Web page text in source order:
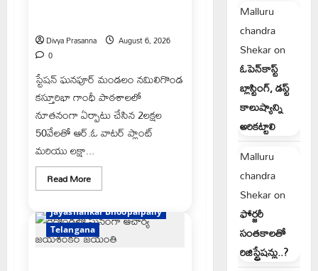
Divya Prasanna
August 6, 2026
0
స్టేషన్ ఘనపూర్ మండలం నమిలిగొండ
కస్తూరిభా గాంధీ పాఠశాలలో
నూతనంగా ఏర్పాటు చేసిన 2లక్షల
50వేలతో ఆర్.ఓ వాటర్ ప్లాంట్
మరియు లక్షా...
Read MoreRead
more
పేద
వర్గాల
సంక్షేమానికి
కాంగ్రెస్
ప్రభుత్వం
e69-stories
Jayashankar Bhoopalpally
Telangana
Malluru
chandra
Shekaron
ఓపెన్‌కాస్ట్
బ్లాస్టింగ్, డస్ట్
కాలుష్యాన్ని
అరికట్టాలి
Malluru
chandra
Shekaron
ఫోర్జరీ
సంతకాలతో
రిజిస్ట్రేషన్లు..?